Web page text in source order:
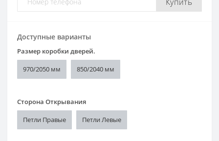
Доступные варианты
Размер коробки дверей.
970/2050 мм 850/2040 мм
Сторона Открывания
Петли Правые Петли Левые